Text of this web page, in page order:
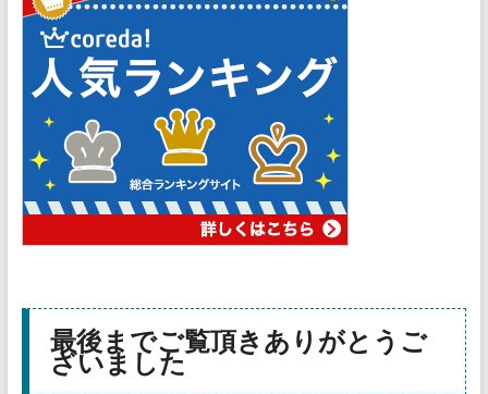
最後までご覧頂きありがとうご
ざいました